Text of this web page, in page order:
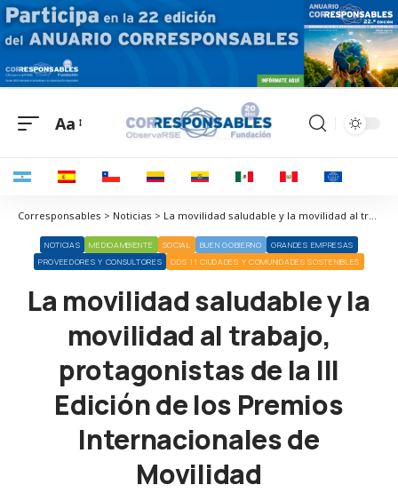
Aa
Corresponsables > Noticias > La movilidad saludable y la movilidad al trabajo, protagonistas de la III Edición de los Premios Internacionales de Movilidad
NOTICIAS MEDIOAMBIENTE SOCIAL BUEN GOBIERNO
GRANDES EMPRESAS
PROVEEDORES Y CONSULTORES
ODS 11 CIUDADES Y COMUNIDADES SOSTENIBLES
La movilidad saludable y la
movilidad al trabajo,
protagonistas de la III
Edición de los Premios
Internacionales de
Movilidad